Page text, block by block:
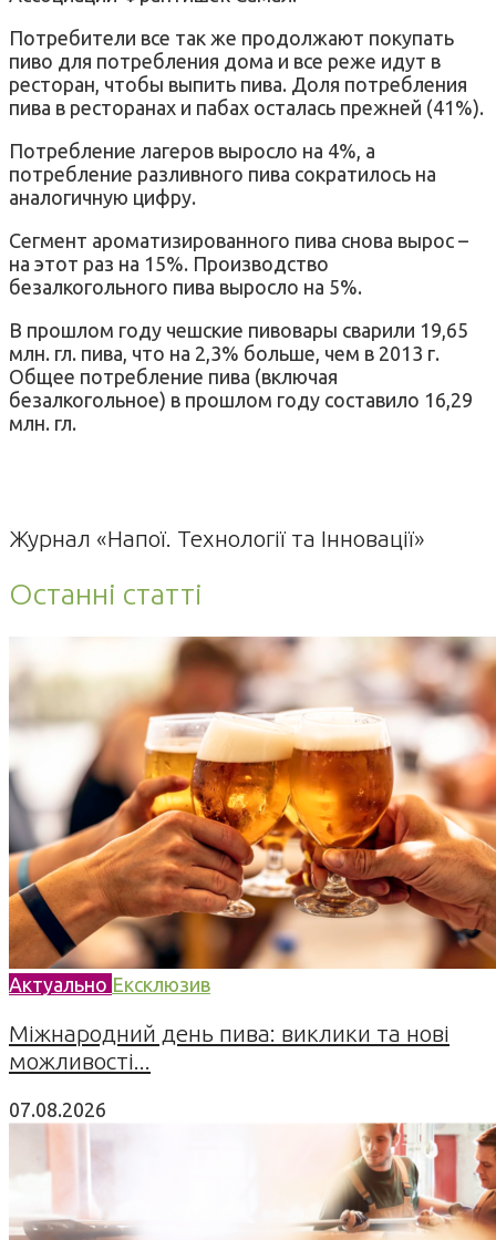
Потребители все так же продолжают покупать
пиво для потребления дома и все реже идут в
ресторан, чтобы выпить пива. Доля потребления
пива в ресторанах и пабах осталась прежней (41%).
Потребление лагеров выросло на 4%, а
потребление разливного пива сократилось на
аналогичную цифру.
Сегмент ароматизированного пива снова вырос –
на этот раз на 15%. Производство
безалкогольного пива выросло на 5%.
В прошлом году чешские пивовары сварили 19,65
млн. гл. пива, что на 2,3% больше, чем в 2013 г.
Общее потребление пива (включая
безалкогольное) в прошлом году составило 16,29
млн. гл.
Журнал «Напої. Технології та Інновації»
Останні статті
Актуально Ексклюзив
Міжнародний день пива: виклики та нові
можливості...
07.08.2026